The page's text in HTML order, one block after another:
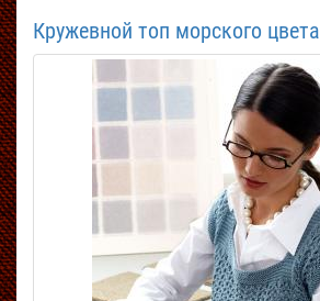
Кружевной топ морского цвета